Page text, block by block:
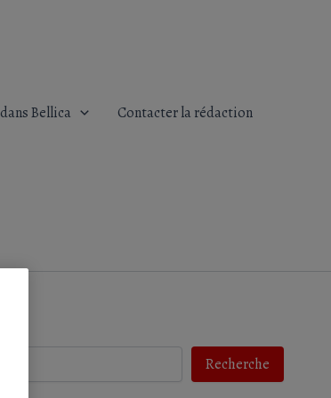
Bellica Contacter la rédaction
Recherche